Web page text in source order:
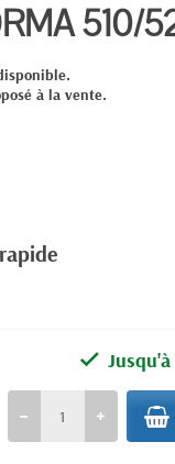
510/
à la vente.